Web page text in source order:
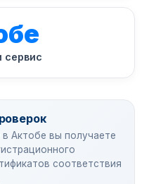
сервис
Актобе вы получаете
соответствия